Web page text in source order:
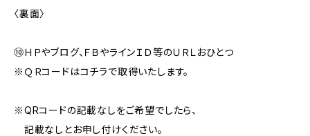
〈裏面〉
⑩ＨＰやブログ、ＦＢやラインＩＤ等のＵＲＬおひとつ
※ＱＲコードはコチラで取得いたします。
※QRコードの記載なしをご希望でしたら、
記載なしとお申し付けください。